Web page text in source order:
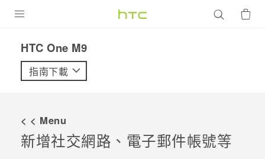
VIVE
配件
HTC One M9‎
指南下載
< < Menu
新增社交網路、電子郵件帳號等